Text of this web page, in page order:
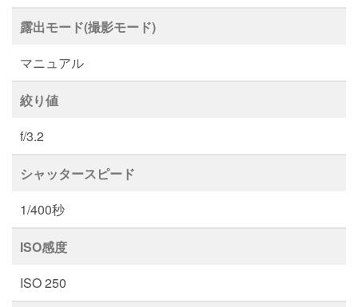
露出モード(撮影モード)
マニュアル
絞り値
f/3.2
シャッタースピード
1/400秒
ISO感度
ISO 250